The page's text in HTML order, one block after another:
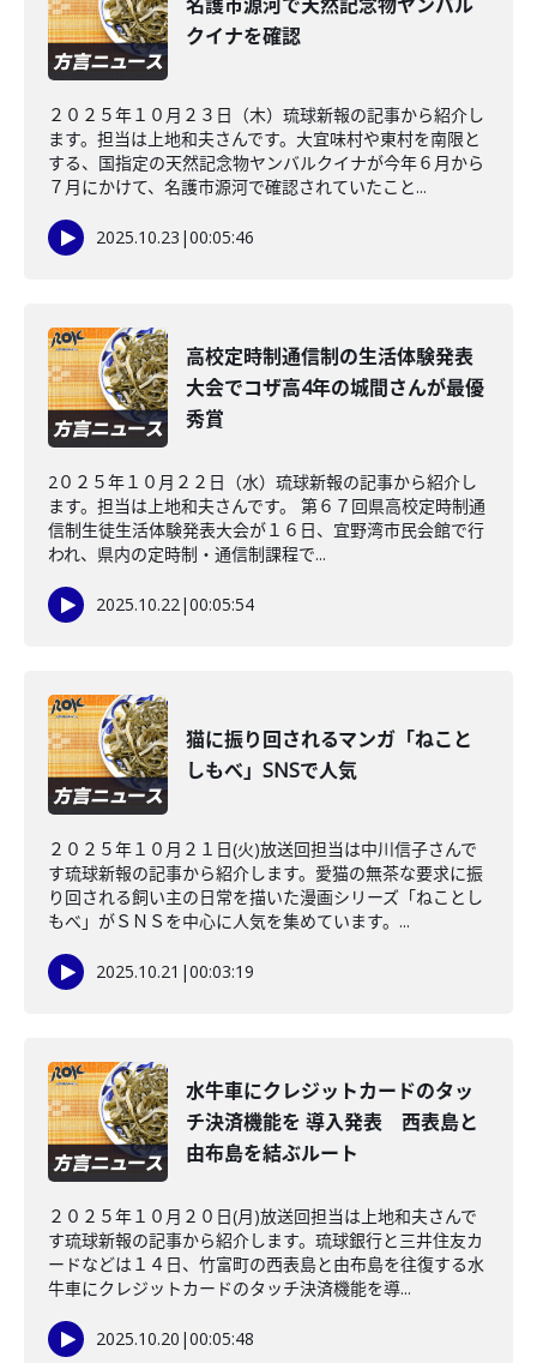
クイナを確認
２０２５年１０月２３日（木）琉球新報の記事から紹介し
ます。担当は上地和夫さんです。大宜味村や東村を南限と
する、国指定の天然記念物ヤンバルクイナが今年６月から
７月にかけて、名護市源河で確認されていたこと...
2025.10.23 |00:05:46
高校定時制通信制の生活体験発表
大会でコザ高4年の城間さんが最優
秀賞
2０２５年１０月２２日（水）琉球新報の記事から紹介し
ます。担当は上地和夫さんです。 第６７回県高校定時制通
信制生徒生活体験発表大会が１６日、宜野湾市民会館で行
われ、県内の定時制・通信制課程で...
2025.10.22|00:05:54
猫に振り回されるマンガ「ねこと
しもべ」SNSで人気
２０２５年１０月２１日(火)放送回担当は中川信子さんで
す琉球新報の記事から紹介します。愛猫の無茶な要求に振
り回される飼い主の日常を描いた漫画シリーズ「ねことし
もべ」がＳＮＳを中心に人気を集めています。...
2025.10.21 |00:03:19
水牛車にクレジットカードのタッ
チ決済機能を 導入発表 西表島と
由布島を結ぶルート
２０２５年１０月２０日(月)放送回担当は上地和夫さんで
す琉球新報の記事から紹介します。琉球銀行と三井住友カ
ードなどは１４日、竹富町の西表島と由布島を往復する水
牛車にクレジットカードのタッチ決済機能を導...
2025.10.20 |00:05:48